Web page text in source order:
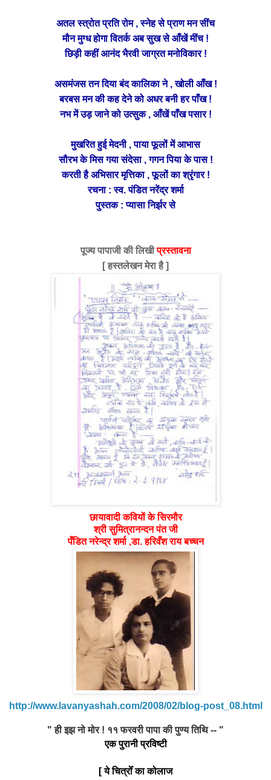
अतल स्त्रोत प्रति रोम , स्नेह से प्राण मन सींच
मौन मुग्ध होगा वितर्क अब सुख से आँखें मींच !
छिड़ी कहीं आनंद भैरवी जाग्रत मनोविकार !
असमंजस तन दिया बंद कालिका ने , खोली आँख !
बरबस मन की कह देने को अधर बनी हर पाँख !
नभ में उड़ जाने को उत्सुक , आँखें पाँख पसार !
मुखरित हुई मेदनी , पाया फूलों में आभास
सौरभ के मिस गया संदेसा , गगन पिया के पास !
करती है अभिसार मृत्तिका , फूलों का श्रृंगार !
रचना : स्व. पंडित नरेंद्र शर्मा
पुस्तक : प्यासा निर्झर से
पूज्य पापाजी की लिखीप्रस्तावना
[ हस्तलेखन मेरा है ]
छायावादीकवियों के सिरमौर
श्री सुमित्रानन्दन पंत जी
पँडित नरेन्द्र शर्मा ,डा. हरिवँश राय बच्चन
http://www.lavanyashah.com/2008/02/blog-post_08.html
" ही इझ नो मोर ! ११ फरवरी पापा की पुण्य तिथि -- "
एक पुरानी प्रविष्टी
[ ये चित्रोँ का कोलाज